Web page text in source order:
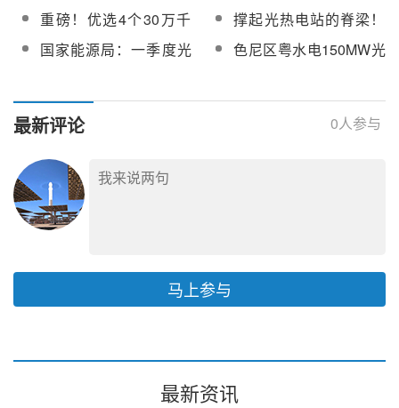
目已实现全球首个光热
电站APS一键启停功能
口槽式光热省级专项获
批立项
行莅临青海众控德令哈
35万千瓦光热发电示范
（试点）项目调研指导
油亮相第十三届中国国
际光热大会
重磅！优选4个30万千
瓦光热项目！青海2026
年第一批独立光热项目
撑起光热电站的脊梁！
2026光热支架重点厂商
名录【附主要业绩】
国家能源局：一季度光
瓦
色尼区粤水电150MW光
最新评论 0人参与
马上参与
最新资讯